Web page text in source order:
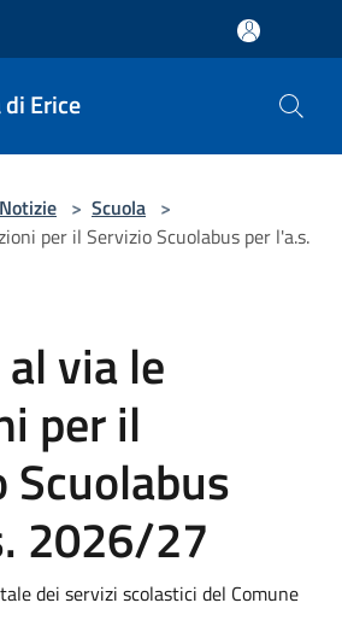
Erice
Notizie > Scuola >
per il Servizio Scuolabus per l'a.s.
via le
per il
Scuolabus
2026/27
dei servizi scolastici del Comune